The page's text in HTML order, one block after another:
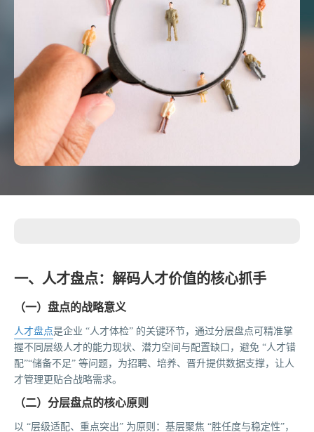
一、人才盘点：解码人才价值的核心抓手
（一）盘点的战略意义
人才盘点是企业 “人才体检” 的关键环节，通过分层盘点可精准掌
握不同层级人才的能力现状、潜力空间与配置缺口，避免 “人才错
配”“储备不足” 等问题，为招聘、培养、晋升提供数据支撑，让人
才管理更贴合战略需求。
（二）分层盘点的核心原则
以 “层级适配、重点突出” 为原则：基层聚焦 “胜任度与稳定性”，